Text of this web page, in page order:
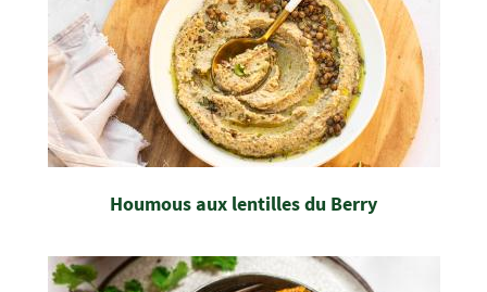
Houmous aux lentilles du Berry